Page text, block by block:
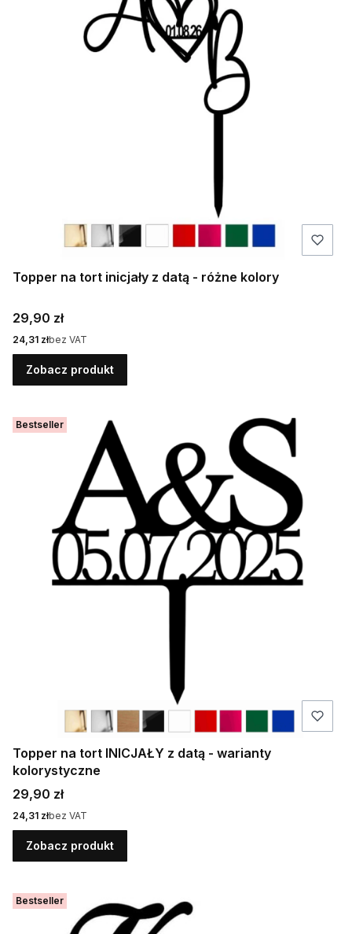
Topper na tort inicjały z datą - różne kolory
Cena
29,90 zł
Cena
24,31 złbez VAT
Zobacz produkt
Bestseller
Topper na tort INICJAŁY z datą - warianty
kolorystyczne
Cena
29,90 zł
Cena
24,31 złbez VAT
Zobacz produkt
Bestseller